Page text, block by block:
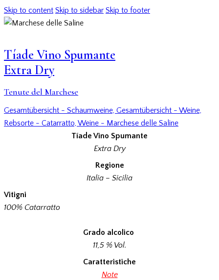
Skip to content Skip to sidebar Skip to footer
Tíade Vino Spumante
Extra Dry
Tenute del Marchese
Gesamtübersicht - Schaumweine, Gesamtübersicht - Weine,
Rebsorte - Catarratto, Weine - Marchese delle Saline
Tíade Vino Spumante
Extra Dry
Regione
Italia – Sicilia
Vitigni
100% Catarratto
Grado alcolico
11,5 % Vol.
Caratteristiche
Note